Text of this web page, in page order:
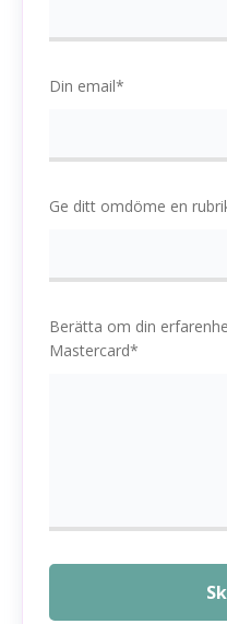
Din email*
Ge ditt omdöme en
Berätta om din
Mastercard*